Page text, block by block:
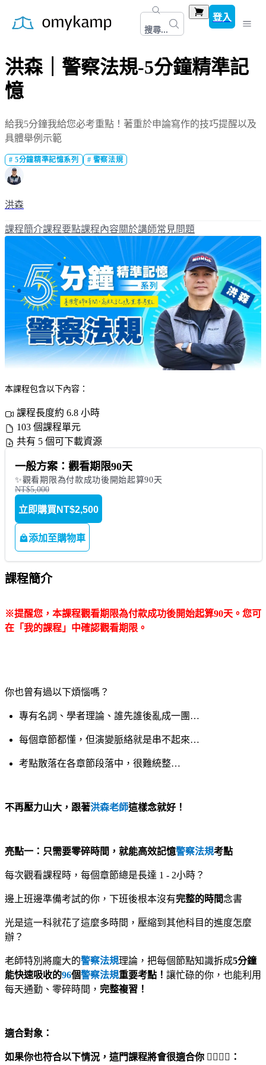
搜尋...
登入
洪森｜警察法規-5分鐘精準記
憶
給我5分鐘我給您必考重點！著重於申論寫作的技巧提醒以及
具體舉例示範
#5分鐘精準記憶系列 # 警察法規
洪森
課程簡介課程要點課程內容關於講師常見問題
本課程包含以下內容：
課程長度約 6.8 小時
103 個課程單元
共有 5 個可下載資源
一般方案：觀看期限90天
✨觀看期限為付款成功後開始起算90天
NT$5,000
立即購買 NT$2,500
添加至購物車
課程簡介
※提醒您，本課程觀看期限為付款成功後開始起算90天。您可
在「我的課程」中確認觀看期限。
你也曾有過以下煩惱嗎？
專有名詞、學者理論、誰先誰後亂成一團…
每個章節都懂，但演變脈絡就是串不起來…
考點散落在各章節段落中，很難統整…
不再壓力山大，跟著洪森老師這樣念就好！
亮點一：只需要零碎時間，就能高效記憶警察法規考點
每次觀看課程時，每個章節總是長達 1 - 2小時？
邊上班邊準備考試的你，下班後根本沒有完整的時間念書
光是這一科就花了這麼多時間，壓縮到其他科目的進度怎麼
辦？
老師特別將龐大的警察法規理論，把每個節點知識拆成5分鐘
能快速吸收的96個警察法規重要考點！ 讓忙碌的你，也能利用
每天通勤、零碎時間， 完整複習！
適合對象：
如果你也符合以下情況，這門課程將會很適合你 🙋‍♀️🙋‍♂️：